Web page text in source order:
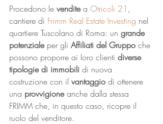
Procedono le vendite a Otricoli 21 ,
cantiere di Frimm Real Estate Investing nel
quartiere Tuscolano di Roma: un grande
potenziale per gli Affiliati del Gruppo che
possono proporre ai loro clienti diverse
tipologie di immobili di nuova
costruzione con il vantaggio di ottenere
una provvigione anche dalla stessa
FRIMM che, in questo caso, ricopre il
ruolo del venditore.